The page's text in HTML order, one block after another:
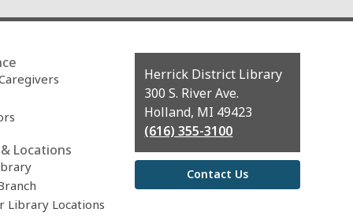
Locations
Library Locations
Contact
the
Library
Herrick District Library
300 S. River Ave.
Holland, MI 49423
(616) 355-3100
Contact Us